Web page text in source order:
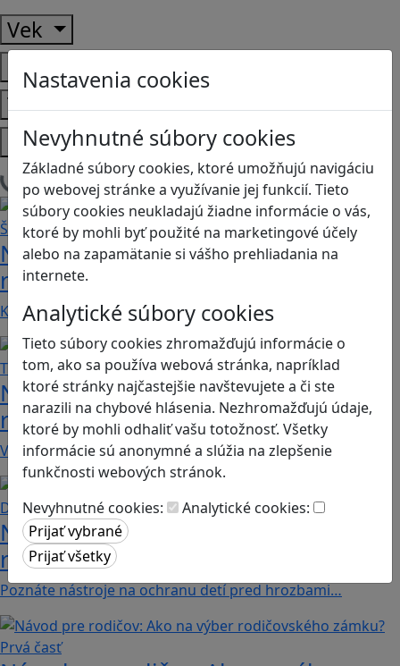
Nastavenia cookies
Nevyhnutné súbory cookies
Základné súbory cookies, ktoré umožňujú navigáciu
po webovej stránke a využívanie jej funkcií. Tieto
súbory cookies neukladajú žiadne informácie o vás,
ktoré by mohli byť použité na marketingové účely
alebo na zapamätanie si vášho prehliadania na
internete.
Analytické súbory cookies
Tieto súbory cookies zhromažďujú informácie o
tom, ako sa používa webová stránka, napríklad
ktoré stránky najčastejšie navštevujete a či ste
narazili na chybové hlásenia. Nezhromažďujú údaje,
ktoré by mohli odhaliť vašu totožnosť. Všetky
informácie sú anonymné a slúžia na zlepšenie
funkčnosti webových stránok.
Nevyhnutné cookies:
Analytické cookies:
Vek
Predmety
Témy
Platformy
Načítam blogy
Návod pre rodičov: Ako na výber
rodičovského zámku? Štvrtá časť
Kvalitné aplikácie, ktoré ponúkajú bezpečné…
Návod pre rodičov: Ako na výber
rodičovského zámku? Tretia časť
V obchode Play je možné nájsť veľké množstvo…
Návod pre rodičov: Ako na výber
rodičovského zámku? Druhá časť
Poznáte nástroje na ochranu detí pred hrozbami…